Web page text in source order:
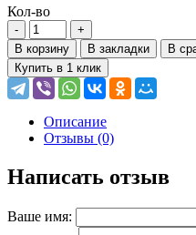
Кол-во
В корзину В закладки
В
Купить в 1 клик
Описание
Отзывы (0)
Написать отзыв
Ваше имя: